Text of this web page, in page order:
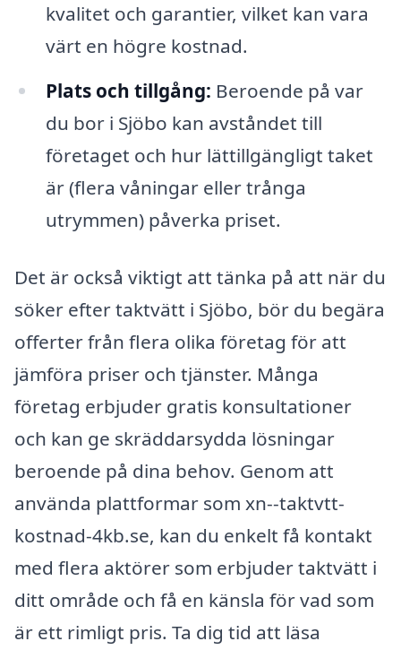
kvalitet och garantier, vilket kan vara
värt en högre kostnad.
Plats och tillgång: Beroende på var
du bor i Sjöbo kan avståndet till
företaget och hur lättillgängligt taket
är (flera våningar eller trånga
utrymmen) påverka priset.
Det är också viktigt att tänka på att när du
söker efter taktvätt i Sjöbo, bör du begära
offerter från flera olika företag för att
jämföra priser och tjänster. Många
företag erbjuder gratis konsultationer
och kan ge skräddarsydda lösningar
beroende på dina behov. Genom att
använda plattformar som xn--taktvtt-
kostnad-4kb.se, kan du enkelt få kontakt
med flera aktörer som erbjuder taktvätt i
ditt område och få en känsla för vad som
är ett rimligt pris. Ta dig tid att läsa